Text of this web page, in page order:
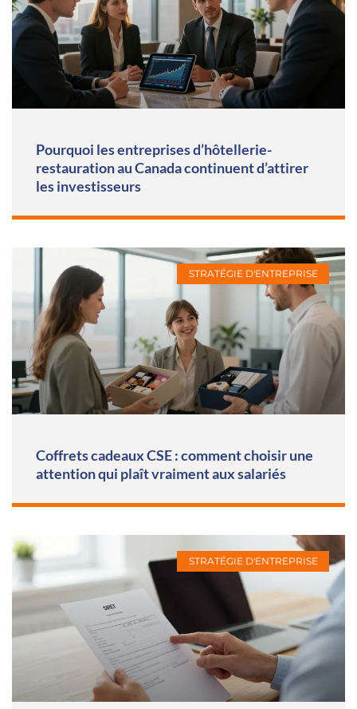
Pourquoi les entreprises d’hôtellerie-
restauration au Canada continuent d’attirer
les investisseurs
STRATÉGIE D'ENTREPRISE
Coffrets cadeaux CSE : comment choisir une
attention qui plaît vraiment aux salariés
STRATÉGIE D'ENTREPRISE